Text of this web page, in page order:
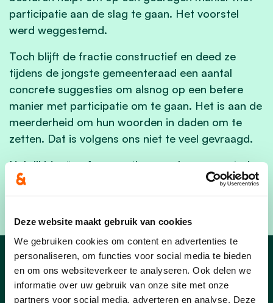
Deze website maakt gebruik van cookies
We gebruiken cookies om content en advertenties te
personaliseren, om functies voor social media te bieden
en om ons websiteverkeer te analyseren. Ook delen we
informatie over uw gebruik van onze site met onze
partners voor social media, adverteren en analyse. Deze
participatie aan de slag te gaan. Het voorstel
werd weggestemd.
Toch blijft de fractie constructief en deed ze
tijdens de jongste gemeenteraad een aantal
concrete suggesties om alsnog op een betere
manier met participatie om te gaan. Het is aan de
meerderheid om hun woorden in daden om te
zetten. Dat is volgens ons niet te veel gevraagd.
Heb jij ideeën of suggesties over hoe onze stad
beter kan omgaan met inspraak en participatie?
Laat het ons weten viacdenvizegem@gmail.com.
Nieuws van Izegem